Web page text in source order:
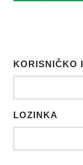
KORISNIČKO
LOZINKA